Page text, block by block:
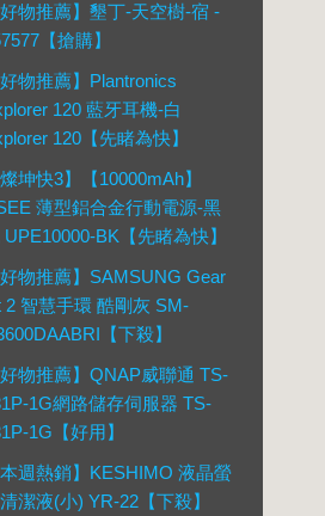
好物推薦】墾丁-天空樹-宿 -
【搶購】
好物推薦】Plantronics
120 藍牙耳機-白
120【先睹為快】
燦坤快3】【10000mAh】
薄型鋁合金行動電源-黑
UPE10000-BK【先睹為快】
好物推薦】SAMSUNG Gear
2 智慧手環 酷剛灰 SM-
【下殺】
好物推薦】QNAP威聯通 TS-
1G網路儲存伺服器 TS-
1G【好用】
本週熱銷】KESHIMO 液晶螢
潔液(小) YR-22【下殺】